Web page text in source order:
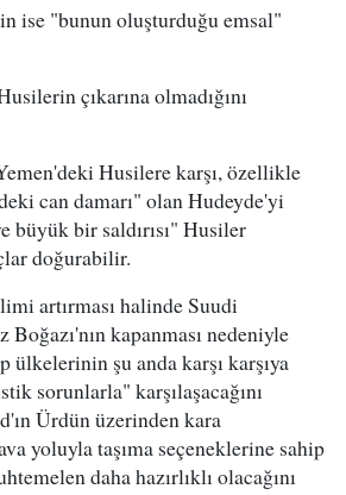
ise "bunun oluşturduğu emsal"
çıkarına olmadığını
Husilere karşı, özellikle
can damarı" olan Hudeyde'yi
büyük bir saldırısı" Husiler
doğurabilir.
artırması halinde Suudi
kapanması nedeniyle
ülkelerinin şu anda karşı karşıya
sorunlarla" karşılaşacağını
Ürdün üzerinden kara
yoluyla taşıma seçeneklerine sahip
daha hazırlıklı olacağını